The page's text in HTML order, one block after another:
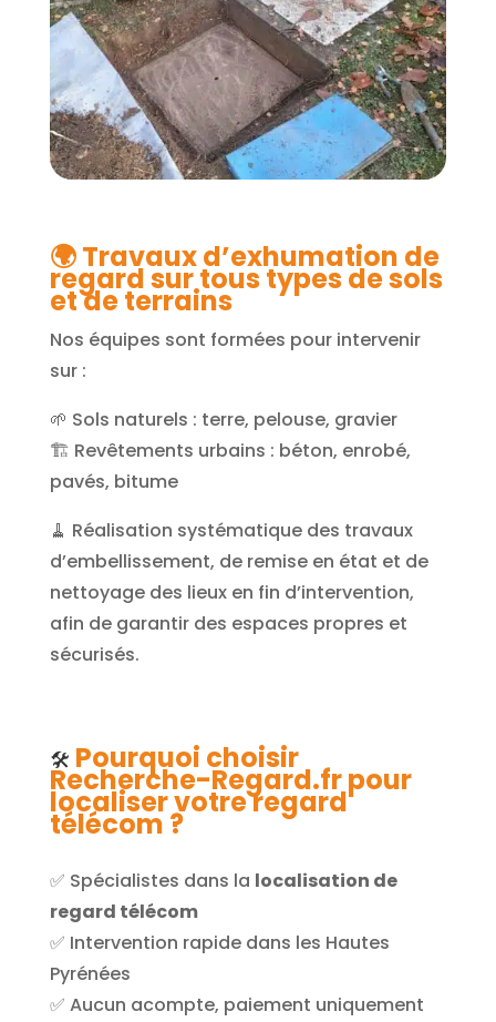
🌍Travaux d’exhumation de
regard sur tous types de sols
et de terrains
Nos équipes sont formées pour intervenir
sur :
🌱 Sols naturels : terre, pelouse, gravier
🏗️ Revêtements urbains : béton, enrobé,
pavés, bitume
🧹 Réalisation systématique des travaux
d’embellissement, de remise en état et de
nettoyage des lieux en fin d’intervention,
afin de garantir des espaces propres et
sécurisés.
🛠️ Pourquoi choisir
Recherche-Regard.fr pour
localiser votre regard
télécom ?
✅ Spécialistes dans la localisation de
regard télécom
✅ Intervention rapide dans les Hautes
Pyrénées
✅ Aucun acompte, paiement uniquement